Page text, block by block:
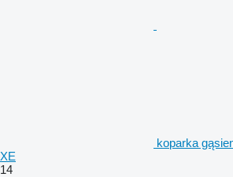
koparka
XE
14